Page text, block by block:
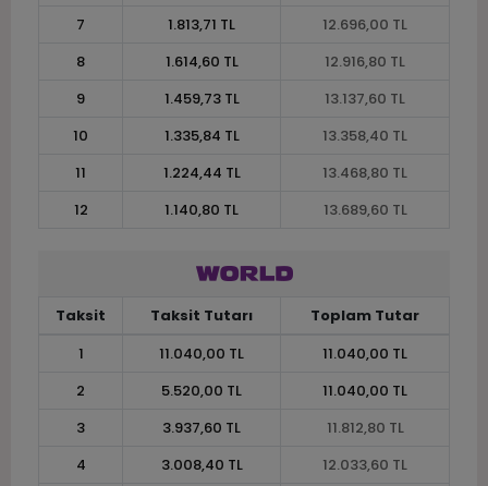
7
1.813,71 TL
12.696,00 TL
8
1.614,60 TL
12.916,80 TL
9
1.459,73 TL
13.137,60 TL
10
1.335,84 TL
13.358,40 TL
11
1.224,44 TL
13.468,80 TL
12
1.140,80 TL 13.689,60 TL
Taksit Taksit Tutarı
Toplam Tutar
1
11.040,00 TL
11.040,00 TL
2
5.520,00 TL
11.040,00 TL
3
3.937,60 TL
11.812,80 TL
4
3.008,40 TL
12.033,60 TL